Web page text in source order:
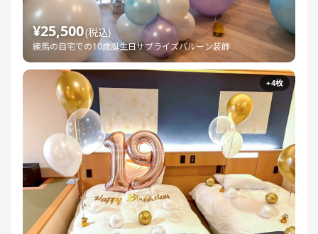
¥25,500(税込)
練馬の自宅での10歳誕生日サプライズバルーン装飾
+4枚